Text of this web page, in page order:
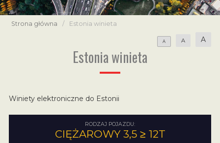
Strona główna / Estonia winieta
A A A
Estonia winieta
Winiety elektroniczne do Estonii
RODZAJ POJAZDU:
CIĘŻAROWY 3,5 ≥ 12T